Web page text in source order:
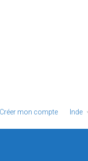
Créer mon compte Inde